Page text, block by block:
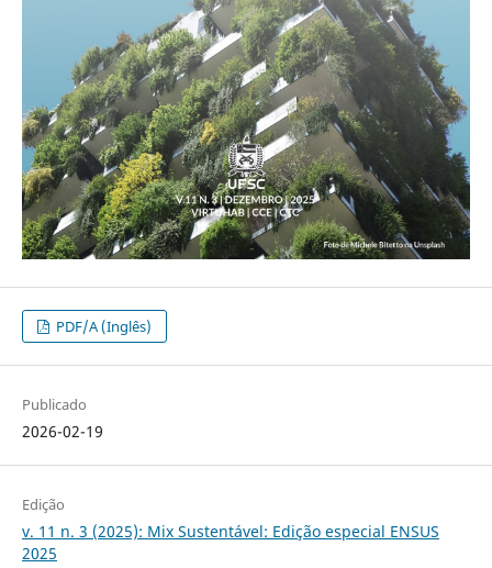
PDF/A (Inglês)
Publicado
2026-02-19
Edição
v. 11 n. 3 (2025): Mix Sustentável: Edição especial ENSUS
2025